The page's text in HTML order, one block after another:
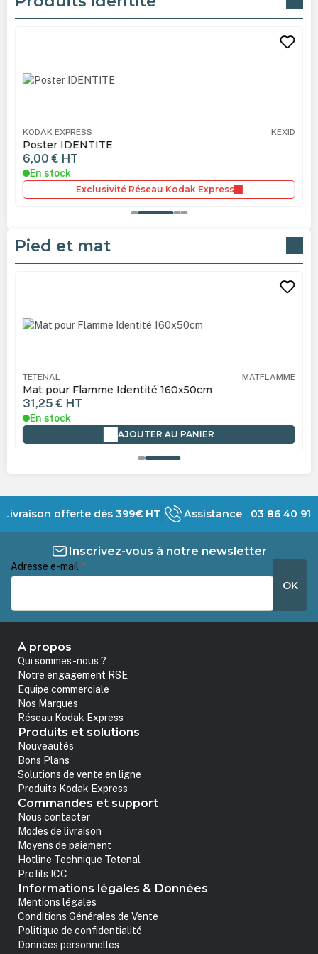
KODAK EXPRESS KEXID
Poster IDENTITE
6,00 € HT
En stock
Exclusivité Réseau Kodak Express
Pied et mat
TETENAL MATFLAMME
Mat pour Flamme Identité 160x50cm
31,25 € HT
En stock
AJOUTER AU PANIER
Livraison offerte dès 399€ HT Assistance 03 86 40 91
Inscrivez-vous à notre newsletter
Adresse e-mail *
OK
A propos
Qui sommes-nous ?
Notre engagement RSE
Equipe commerciale
Nos Marques
Réseau Kodak Express
Produits et solutions
Nouveautés
Bons Plans
Solutions de vente en ligne
Produits Kodak Express
Commandes et support
Nous contacter
Modes de livraison
Moyens de paiement
Hotline Technique Tetenal
Profils ICC
Informations légales & Données
Mentions légales
Conditions Générales de Vente
Politique de confidentialité
Données personnelles